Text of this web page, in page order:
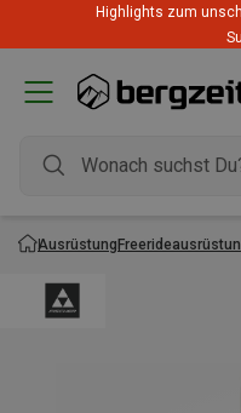
Highlights zum
Ausrüstung